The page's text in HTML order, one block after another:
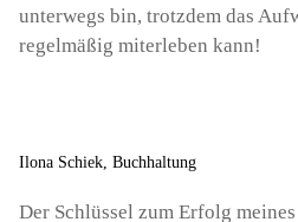
unterwegs bin, trotzdem das
regelmäßig miterleben kann!
Ilona Schiek, Buchhaltung
Der Schlüssel zum Erfolg